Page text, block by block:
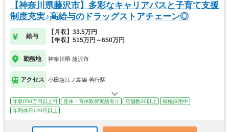
【神奈川県藤沢市】多彩なキャリアパスと子育て支援
制度充実♪高給与のドラッグストアチェーン◎
給与
【月収】33.5万円
【年収】515万円～650万円
勤務地 神奈川県 藤沢市
アクセス 小田急江ノ島線 善行駅
年収650万円以上可 産休・育休取得実績有り 店舗数30以上
積極採用中
年間休日120日以上